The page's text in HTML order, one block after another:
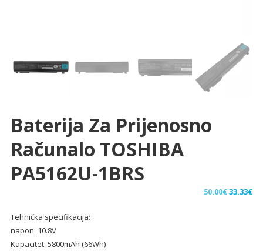
Baterija Za Prijenosno
Računalo TOSHIBA
PA5162U-1BRS
50.00€Izvorna
33.33€
Tehnička specifikacija:
napon: 10.8V
Kapacitet: 5800mAh (66Wh)